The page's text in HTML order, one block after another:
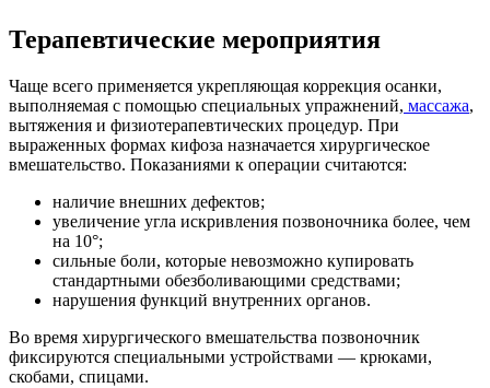
Терапевтические мероприятия
Чаще всего применяется укрепляющая коррекция осанки,
выполняемая с помощью специальных упражнений, массажа,
вытяжения и физиотерапевтических процедур. При
выраженных формах кифоза назначается хирургическое
вмешательство. Показаниями к операции считаются:
наличие внешних дефектов;
увеличение угла искривления позвоночника более, чем
на 10°;
сильные боли, которые невозможно купировать
стандартными обезболивающими средствами;
нарушения функций внутренних органов.
Во время хирургического вмешательства позвоночник
фиксируются специальными устройствами — крюками,
скобами, спицами.